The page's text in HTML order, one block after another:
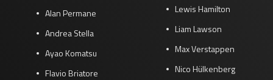
Alan Permane
Andrea Stella
Ayao Komatsu
Flavio Briatore
Lewis Hamilton
Liam Lawson
Max Verstappen
Nico Hülkenberg